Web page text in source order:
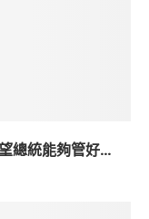
總統能夠管好...